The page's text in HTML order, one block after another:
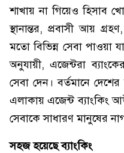
শাখায় না গিয়েও হিসাব
স্থানান্তর, প্রবাসী আয়
মতো বিভিন্ন সেবা পাওয়া
অনুযায়ী, এজেন্টরা
সেবা দেন। বর্তমানে
এলাকায় এজেন্ট ব্যাংকিং
সেবাকে সাধারণ মানুষের
সহজ হয়েছে ব্যাংকিং